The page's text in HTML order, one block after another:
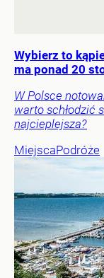
Wybierz to
ma ponad 20
W Polsce
warto schłodzić
najcieplejsza?
MiejscaPodróże